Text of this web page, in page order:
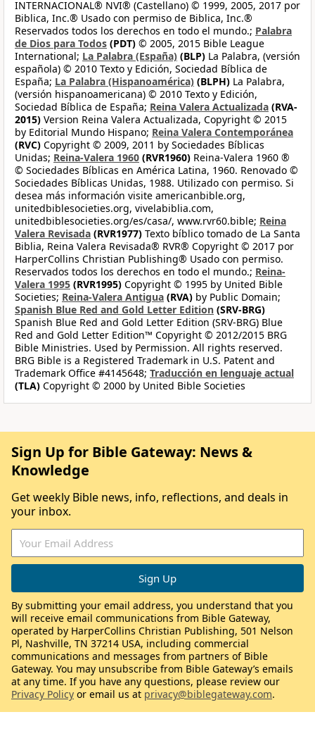
INTERNACIONAL® NVI® (Castellano) © 1999, 2005, 2017 por
Biblica, Inc.® Usado con permiso de Biblica, Inc.®
Reservados todos los derechos en todo el mundo.; Palabra
de Dios para Todos (PDT) © 2005, 2015 Bible League
International; La Palabra (España) (BLP) La Palabra, (versión
española) © 2010 Texto y Edición, Sociedad Bíblica de
España; La Palabra (Hispanoamérica) (BLPH) La Palabra,
(versión hispanoamericana) © 2010 Texto y Edición,
Sociedad Bíblica de España; Reina Valera Actualizada (RVA-
2015) Version Reina Valera Actualizada, Copyright © 2015
by Editorial Mundo Hispano; Reina Valera Contemporánea
(RVC) Copyright © 2009, 2011 by Sociedades Bíblicas
Unidas; Reina-Valera 1960 (RVR1960) Reina-Valera 1960 ®
© Sociedades Bíblicas en América Latina, 1960. Renovado ©
Sociedades Bíblicas Unidas, 1988. Utilizado con permiso. Si
desea más información visite americanbible.org,
unitedbiblesocieties.org, vivelabiblia.com,
unitedbiblesocieties.org/es/casa/, www.rvr60.bible; Reina
Valera Revisada (RVR1977) Texto bíblico tomado de La Santa
Biblia, Reina Valera Revisada® RVR® Copyright © 2017 por
HarperCollins Christian Publishing® Usado con permiso.
Reservados todos los derechos en todo el mundo.; Reina-
Valera 1995 (RVR1995) Copyright © 1995 by United Bible
Societies; Reina-Valera Antigua (RVA) by Public Domain;
Spanish Blue Red and Gold Letter Edition (SRV-BRG)
Spanish Blue Red and Gold Letter Edition (SRV-BRG) Blue
Red and Gold Letter Edition™ Copyright © 2012/2015 BRG
Bible Ministries. Used by Permission. All rights reserved.
BRG Bible is a Registered Trademark in U.S. Patent and
Trademark Office #4145648; Traducción en lenguaje actual
(TLA) Copyright © 2000 by United Bible Societies
Sign Up for Bible Gateway: News &
Knowledge
Get weekly Bible news, info, reflections, and deals in
your inbox.
By submitting your email address, you understand that you
will receive email communications from Bible Gateway,
operated by HarperCollins Christian Publishing, 501 Nelson
Pl, Nashville, TN 37214 USA, including commercial
communications and messages from partners of Bible
Gateway. You may unsubscribe from Bible Gateway’s emails
at any time. If you have any questions, please review our
Privacy Policy or email us at privacy@biblegateway.com.